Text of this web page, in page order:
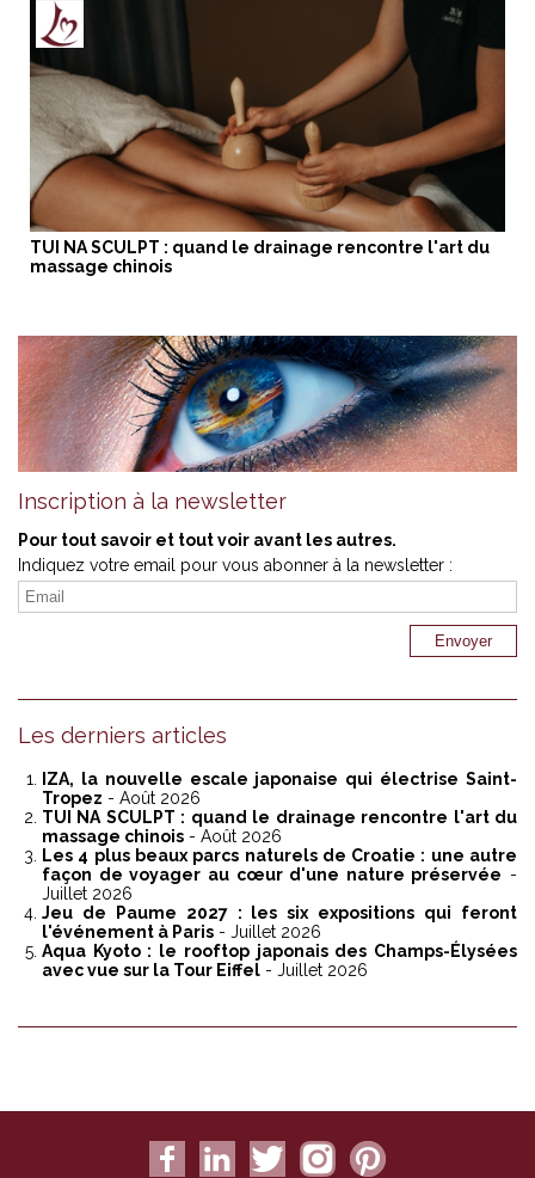
TUI NA SCULPT : quand le drainage rencontre l'art du
massage chinois
Inscription à la newsletter
Pour tout savoir et tout voir avant les autres.
Indiquez votre email pour vous abonner à la newsletter :
Les derniers articles
IZA, la nouvelle escale japonaise qui électrise Saint-
Tropez - Août 2026
TUI NA SCULPT : quand le drainage rencontre l'art du
massage chinois - Août 2026
Les 4 plus beaux parcs naturels de Croatie : une autre
façon de voyager au cœur d'une nature préservée -
Juillet 2026
Jeu de Paume 2027 : les six expositions qui feront
l'événement à Paris - Juillet 2026
Aqua Kyoto : le rooftop japonais des Champs-Élysées
avec vue sur la Tour Eiffel - Juillet 2026